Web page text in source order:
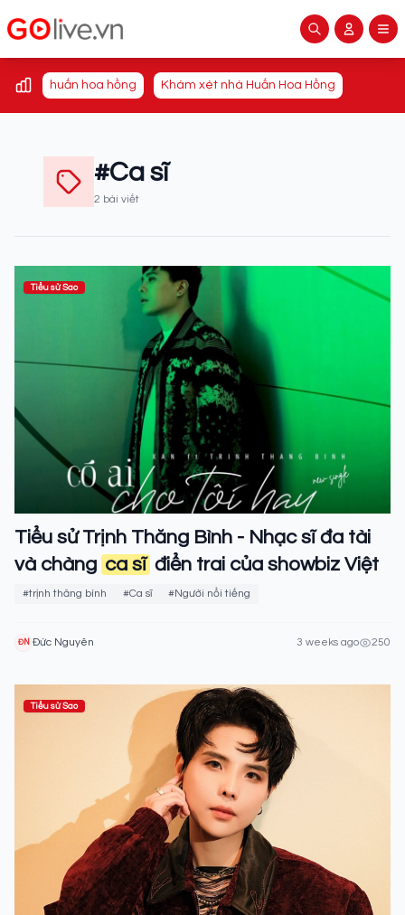
huấn hoa hồng Khám xét nhà Huấn Hoa Hồng
#Ca sĩ
2 bài viết
Tiểu sử Sao
Tiểu sử Trịnh Thăng Bình - Nhạc sĩ đa tài
và chàng ca sĩ điển trai của showbiz Việt
#trịnh thăng bình #Ca sĩ #Người nổi tiếng
ĐN Đức Nguyên 3 weeks ago 250
Tiểu sử Sao